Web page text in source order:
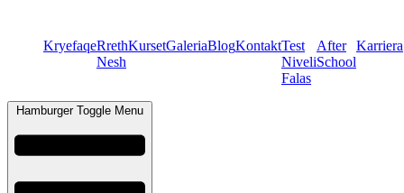
KryefaqeRreth
Nesh
KursetGaleriaBlogKontaktTest
Niveli
Falas
After
School
Karriera
Hamburger Toggle Menu